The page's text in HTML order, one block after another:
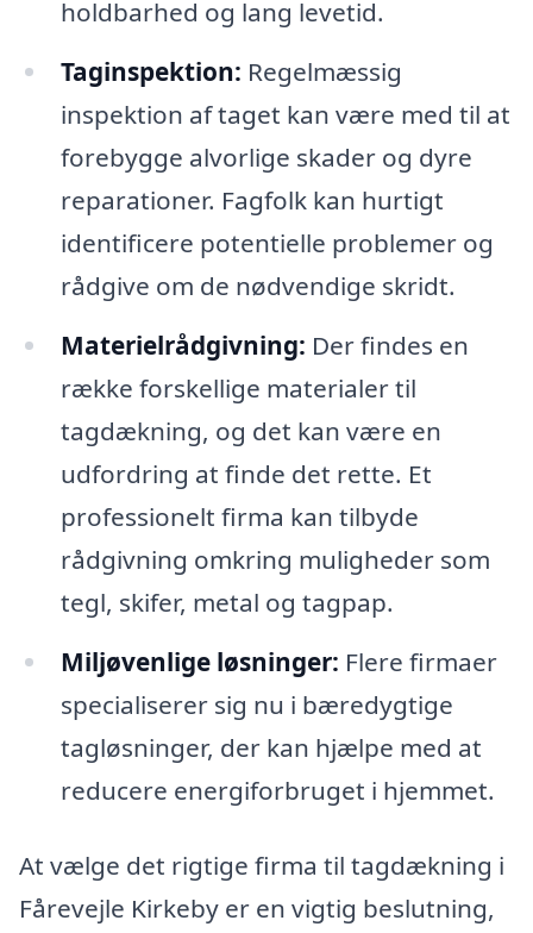
holdbarhed og lang levetid.
Taginspektion: Regelmæssig
inspektion af taget kan være med til at
forebygge alvorlige skader og dyre
reparationer. Fagfolk kan hurtigt
identificere potentielle problemer og
rådgive om de nødvendige skridt.
Materielrådgivning: Der findes en
række forskellige materialer til
tagdækning, og det kan være en
udfordring at finde det rette. Et
professionelt firma kan tilbyde
rådgivning omkring muligheder som
tegl, skifer, metal og tagpap.
Miljøvenlige løsninger: Flere firmaer
specialiserer sig nu i bæredygtige
tagløsninger, der kan hjælpe med at
reducere energiforbruget i hjemmet.
At vælge det rigtige firma til tagdækning i
Fårevejle Kirkeby er en vigtig beslutning,